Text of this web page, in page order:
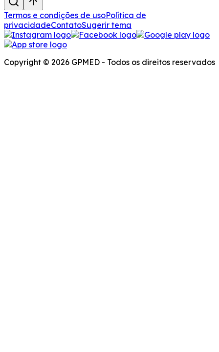
Termos e condições de usoPolítica de
privacidadeContatoSugerir tema
Copyright © 2026 GPMED - Todos os direitos reservados